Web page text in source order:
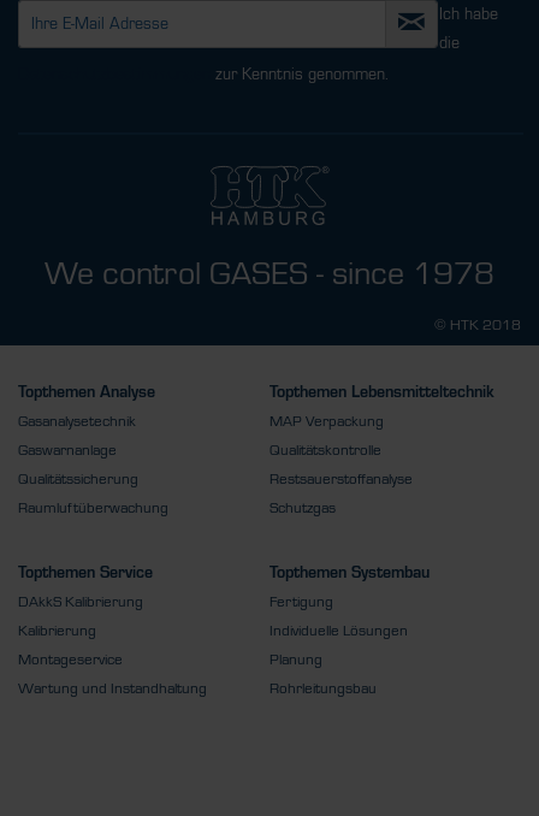
Ich habe
die
zur Kenntnis genommen.
We control GASES - since 1978
© HTK 2018
Topthemen Analyse
Gasanalysetechnik
Gaswarnanlage
Qualitätssicherung
Raumluftüberwachung
Topthemen Lebensmitteltechnik
MAP Verpackung
Qualitätskontrolle
Restsauerstoffanalyse
Schutzgas
Topthemen Service
DAkkS Kalibrierung
Kalibrierung
Montageservice
Wartung und Instandhaltung
Topthemen Systembau
Fertigung
Individuelle Lösungen
Planung
Rohrleitungsbau